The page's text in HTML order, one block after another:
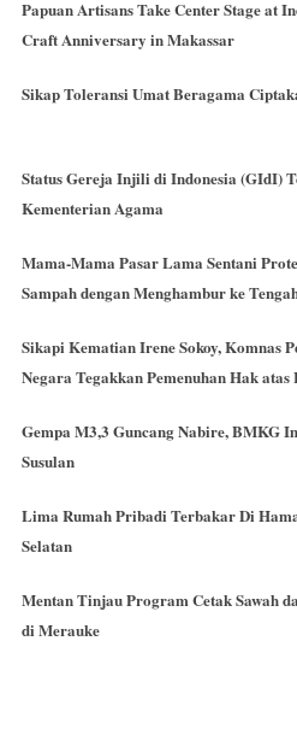
Papuan Artisans Take Center Stage at
Craft Anniversary in Makassar
Sikap Toleransi Umat Beragama
Status Gereja Injili di Indonesia (GIdI)
Kementerian Agama
Mama-Mama Pasar Lama Sentani
Sampah dengan Menghambur ke
Sikapi Kematian Irene Sokoy, Komnas
Negara Tegakkan Pemenuhan Hak atas
Gempa M3,3 Guncang Nabire, BMKG
Susulan
Lima Rumah Pribadi Terbakar Di
Selatan
Mentan Tinjau Program Cetak Sawah
di Merauke